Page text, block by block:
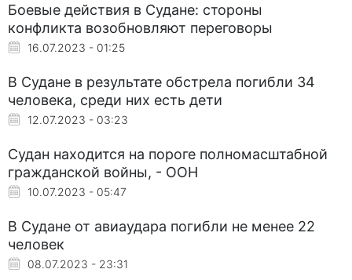
Боевые действия в Судане: стороны
конфликта возобновляют переговоры
16.07.2023 - 01:25
В Судане в результате обстрела погибли 34
человека, среди них есть дети
12.07.2023 - 03:23
Судан находится на пороге полномасштабной
гражданской войны, - ООН
10.07.2023 - 05:47
В Судане от авиаудара погибли не менее 22
человек
08.07.2023 - 23:31